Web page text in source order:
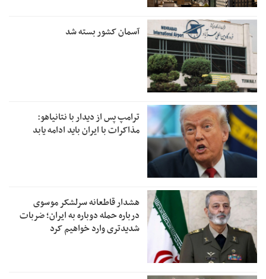
آسمان کشور بسته شد
ترامپ پس از دیدار با نتانیاهو:
مذاکرات با ایران باید ادامه یابد
هشدار قاطعانه سرلشکر موسوی
درباره حمله دوباره به ایران؛ ضربات
شدیدتری وارد خواهیم کرد